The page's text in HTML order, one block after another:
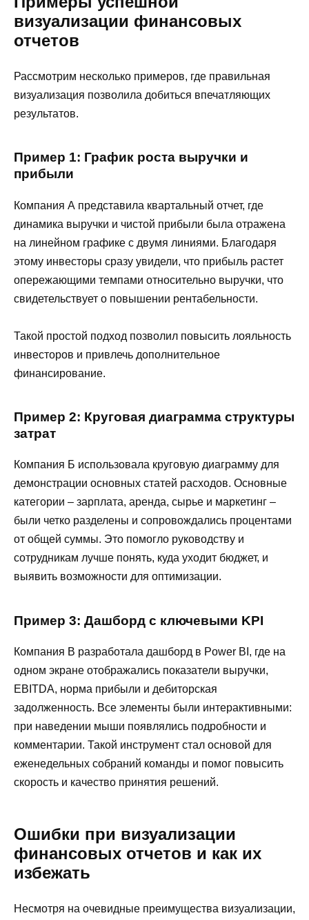
визуализации финансовых
отчетов
Рассмотрим несколько примеров, где правильная
визуализация позволила добиться впечатляющих
результатов.
Пример 1: График роста выручки и
прибыли
Компания А представила квартальный отчет, где
динамика выручки и чистой прибыли была отражена
на линейном графике с двумя линиями. Благодаря
этому инвесторы сразу увидели, что прибыль растет
опережающими темпами относительно выручки, что
свидетельствует о повышении рентабельности.
Такой простой подход позволил повысить лояльность
инвесторов и привлечь дополнительное
финансирование.
Пример 2: Круговая диаграмма структуры
затрат
Компания Б использовала круговую диаграмму для
демонстрации основных статей расходов. Основные
категории – зарплата, аренда, сырье и маркетинг –
были четко разделены и сопровождались процентами
от общей суммы. Это помогло руководству и
сотрудникам лучше понять, куда уходит бюджет, и
выявить возможности для оптимизации.
Пример 3: Дашборд с ключевыми KPI
Компания В разработала дашборд в Power BI, где на
одном экране отображались показатели выручки,
EBITDA, норма прибыли и дебиторская
задолженность. Все элементы были интерактивными:
при наведении мыши появлялись подробности и
комментарии. Такой инструмент стал основой для
еженедельных собраний команды и помог повысить
скорость и качество принятия решений.
Ошибки при визуализации
финансовых отчетов и как их
избежать
Несмотря на очевидные преимущества визуализации,